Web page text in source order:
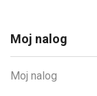
Moj nalog
Moj nalog